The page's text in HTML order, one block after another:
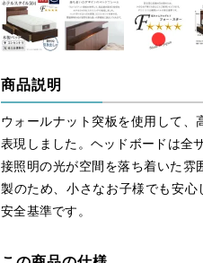
商品説明
ウォールナット突板を使用して
表現しました。ヘッドボードは全
接照明の光が空間を落ち着いた雰
製のため、小さなお子様でも安
安全基準です。